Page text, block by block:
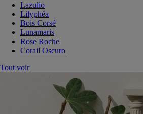
Lazulio
Lilyphéa
Bois Corsé
Lunamaris
Rose Roche
Corail Oscuro
Tout voir